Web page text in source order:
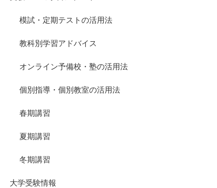
模試・定期テストの活用法
教科別学習アドバイス
オンライン予備校・塾の活用法
個別指導・個別教室の活用法
春期講習
夏期講習
冬期講習
大学受験情報